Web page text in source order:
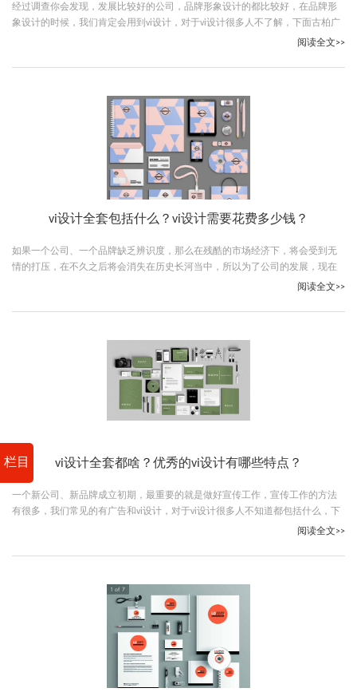
栏目
经过调查你会发现，发展比较好的公司，品牌形象设计的都比较好，在品牌形
象设计的时候，我们肯定会用到vi设计，对于vi设计很多人不了解，下面古柏广
告设计的小编就给大家说说vi设计全称是什么意思，希望能够让你了解vi设计。
阅读全文>>
vi设计全套包括什么？vi设计需要花费多少钱？
如果一个公司、一个品牌缺乏辨识度，那么在残酷的市场经济下，将会受到无
情的打压，在不久之后将会消失在历史长河当中，所以为了公司的发展，现在
必须注重vi设计，vi设计包括很多内容，下面古柏广告设计的小编就给大家说说
阅读全文>>
vi设计全套都啥？优秀的vi设计有哪些特点？
一个新公司、新品牌成立初期，最重要的就是做好宣传工作，宣传工作的方法
有很多，我们常见的有广告和vi设计，对于vi设计很多人不知道都包括什么，下
阅读全文>>